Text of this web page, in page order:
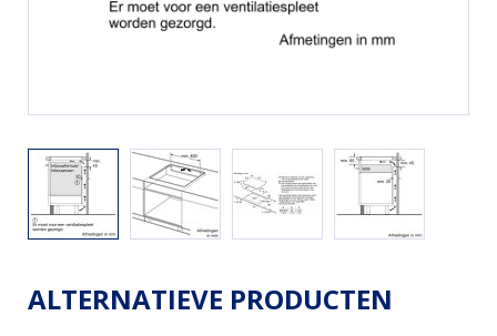
ALTERNATIEVE PRODUCTEN